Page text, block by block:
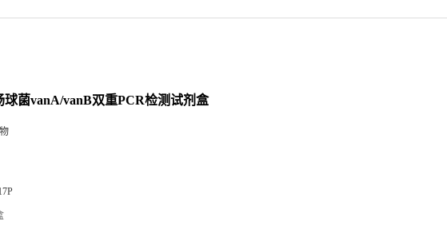
球菌vanA/vanB双重PCR检测试剂盒